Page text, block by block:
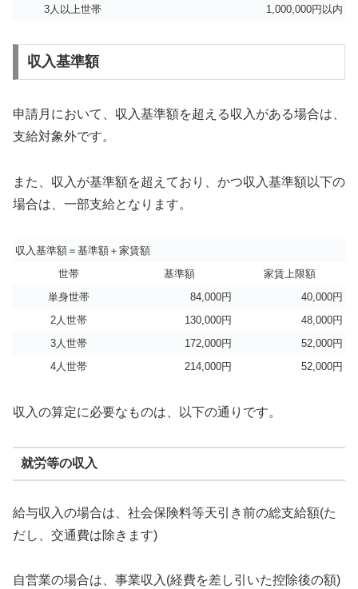
3人以上世帯
1,000,000円以内
収入基準額
申請月において、収入基準額を超える収入がある場合は、
支給対象外です。
また、収入が基準額を超えており、かつ収入基準額以下の
場合は、一部支給となります。
収入基準額＝基準額＋家賃額
世帯
基準額
家賃上限額
単身世帯
84,000円
40,000円
2人世帯
130,000円
48,000円
3人世帯
172,000円
52,000円
4人世帯
214,000円 52,000円
収入の算定に必要なものは、以下の通りです。
就労等の収入
給与収入の場合は、社会保険料等天引き前の総支給額(た
だし、交通費は除きます)
自営業の場合は、事業収入(経費を差し引いた控除後の額)